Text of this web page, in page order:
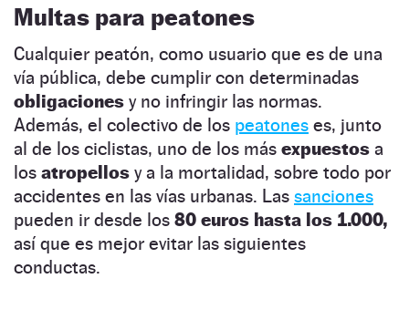
Multas para peatones
Cualquier peatón, como usuario que es de una
vía pública, debe cumplir con determinadas
obligaciones y no infringir las normas.
Además, el colectivo de los peatones es, junto
al de los ciclistas, uno de los más expuestos a
los atropellos y a la mortalidad, sobre todo por
accidentes en las vías urbanas. Las sanciones
pueden ir desde los 80 euros hasta los 1.000,
así que es mejor evitar las siguientes
conductas.